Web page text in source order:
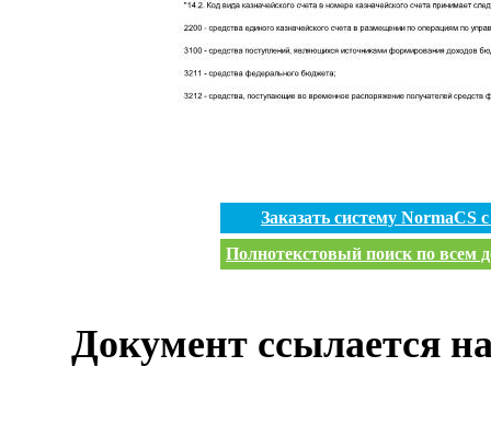
Заказать систему
Полнотекстовый поиск по всем
Документ ссылается